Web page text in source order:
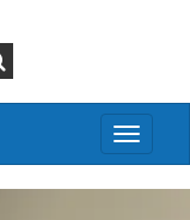
Activar/
menú